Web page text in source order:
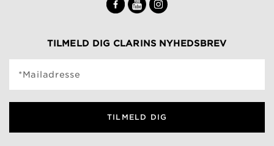
TILMELD DIG CLARINS NYHEDSBREV
*Mailadresse
TILMELD DIG